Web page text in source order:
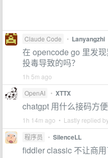
Claude Code • Lanyangzhi
在 opencode go 里发
投毒导致的吗？
1h 5m ago
OpenAI
• XTTX
chatgpt 用什么接码方便
1h 14m ago • Lastly replied
程序员 • SilenceLL
fiddler classic 不让商